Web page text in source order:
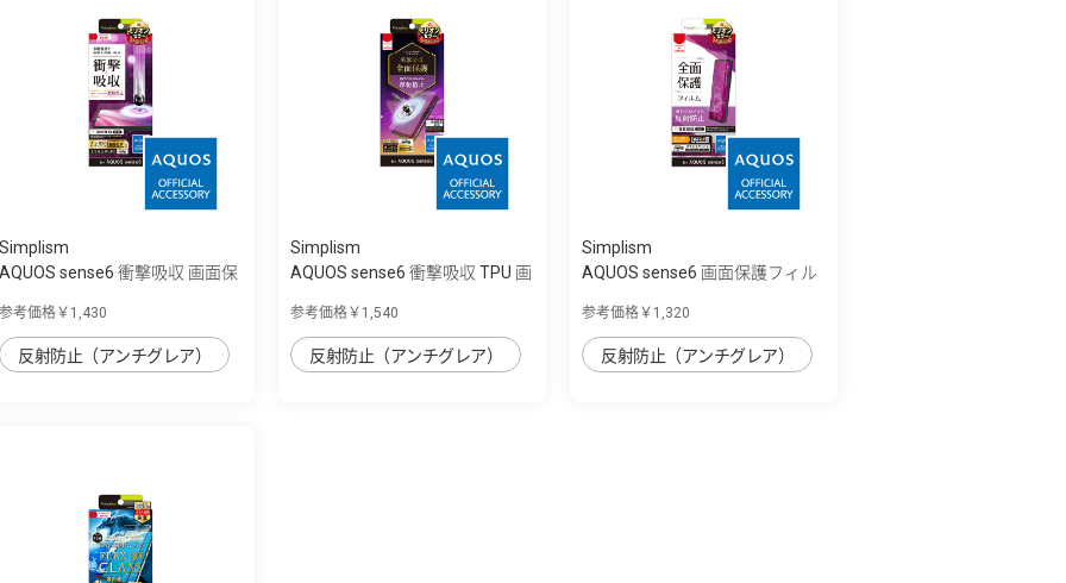
Simplism
AQUOS sense6 衝撃吸収 画面保
参考価格￥1,430
反射防止（アンチグレア）
Simplism
AQUOS sense6 衝撃吸収 TPU 画
参考価格￥1,540
反射防止（アンチグレア）
Simplism
AQUOS sense6 画面保護フィル
参考価格￥1,320
反射防止（アンチグレア）